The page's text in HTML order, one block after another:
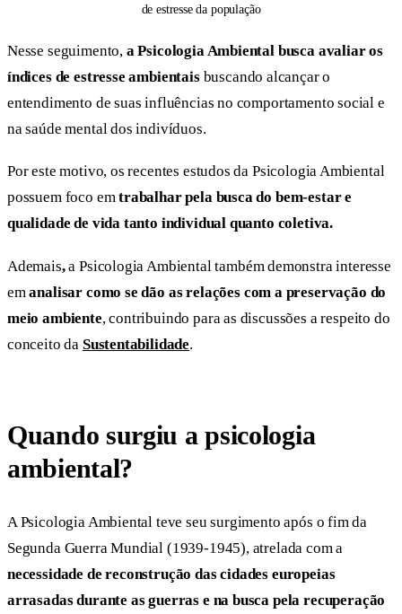
de estresse da população
Nesse seguimento, a Psicologia Ambiental busca avaliar os
índices de estresse ambientaisbuscando alcançar o
entendimento de suas influências no comportamento social e
na saúde mental dos indivíduos.
Por este motivo, os recentes estudos da Psicologia Ambiental
possuem foco emtrabalhar pela busca do bem-estar e
qualidade de vida tanto individual quanto coletiva.
Ademais,a Psicologia Ambiental também demonstra interesse
emanalisar como se dão as relações com a preservação do
meio ambiente, contribuindo para as discussões a respeito do
conceito da Sustentabilidade.
Quando surgiu a psicologia
ambiental?
A Psicologia Ambiental teve seu surgimento após o fim da
Segunda Guerra Mundial (1939-1945), atrelada com a
necessidade de reconstrução das cidades europeias
arrasadas durante as guerras e na busca pela recuperação